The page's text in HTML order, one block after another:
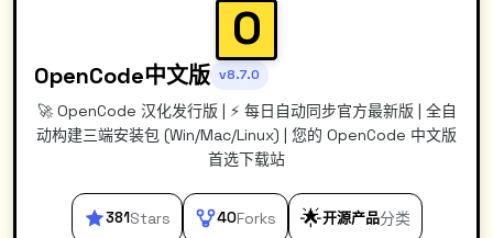
O
OpenCode中文版 v8.7.0
🚀 OpenCode 汉化发行版 | ⚡️ 每日自动同步官方最新版 | 全自
动构建三端安装包 (Win/Mac/Linux) | 您的 OpenCode 中文版
首选下载站
381Stars 40Forks 🌟开源产品分类